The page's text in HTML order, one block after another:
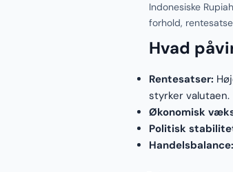
Indonesiske
forhold,
Hvad
Rentesatser:
styrker valutaen.
Økonomisk
Politisk
Handelsbalance: